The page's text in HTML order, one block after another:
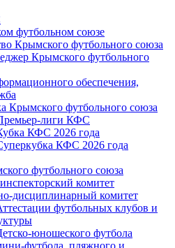
футбольном союзе
Крымского футбольного союза
Крымского футбольного
обеспечения,
Крымского футбольного союза
лиги КФС
КФС 2026 года
КФС 2026 года
футбольного союза
комитет
дисциплинарный комитет
футбольных клубов и
юношеского футбола
футбола, пляжного и